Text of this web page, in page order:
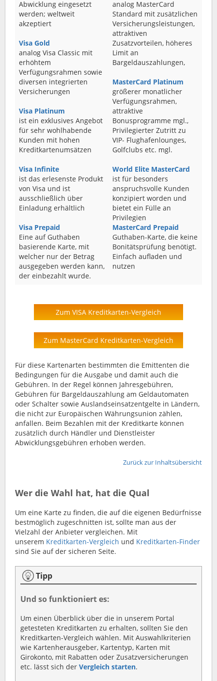
Abwicklung eingesetzt
werden; weltweit
akzeptiert
Visa Gold
analog Visa Classic mit
erhöhtem
Verfügungsrahmen sowie
diversen integrierten
Versicherungen
Visa Platinum
ist ein exklusives Angebot
für sehr wohlhabende
Kunden mit hohen
Kreditkartenumsätzen
Visa Infinite
ist das erlesenste Produkt
von Visa und ist
ausschließlich über
Einladung erhältlich
Visa Prepaid
Eine auf Guthaben
basierende Karte, mit
welcher nur der Betrag
ausgegeben werden kann,
der einbezahlt wurde.
analog MasterCard
Standard mit zusätzlichen
Versicherungsleistungen,
attraktiven
Zusatzvorteilen, höheres
Limit an
Bargeldauszahlungen,
MasterCard Platinum
größerer monatlicher
Verfügungsrahmen,
attraktive
Bonusprogramme mgl.,
Privilegierter Zutritt zu
VIP- Flughafenlounges,
Golfclubs etc. mgl.
World Elite MasterCard
ist für besonders
anspruchsvolle Kunden
konzipiert worden und
bietet ein Fülle an
Privilegien
MasterCard Prepaid
Guthaben-Karte, die keine
Bonitätsprüfung benötigt.
Einfach aufladen und
nutzen
Zum VISA Kreditkarten-Vergleich
Zum MasterCard Kreditkarten-Vergleich
Für diese Kartenarten bestimmten die Emittenten die
Bedingungen für die Ausgabe und damit auch die
Gebühren. In der Regel können Jahresgebühren,
Gebühren für Bargeldauszahlung am Geldautomaten
oder Schalter sowie Auslandseinsatzentgelte in Ländern,
die nicht zur Europäischen Währungsunion zählen,
anfallen. Beim Bezahlen mit der Kreditkarte können
zusätzlich durch Händler und Dienstleister
Abwicklungsgebühren erhoben werden.
Zurück zur Inhaltsübersicht
Wer die Wahl hat, hat die Qual
Um eine Karte zu finden, die auf die eigenen Bedürfnisse
bestmöglich zugeschnitten ist, sollte man aus der
Vielzahl der Anbieter vergleichen. Mit
unserem Kreditkarten-Vergleich und Kreditkarten-Finder
sind Sie auf der sicheren Seite.
Tipp
Und so funktioniert es:
Um einen Überblick über die in unserem Portal
getesteten Kreditkarten zu erhalten, sollten Sie den
Kreditkarten-Vergleich wählen. Mit Auswahlkriterien
wie Kartenherausgeber, Kartentyp, Karten mit
Girokonto, mit Rabatten oder Zusatzversicherungen
etc. lässt sich der Vergleich starten.